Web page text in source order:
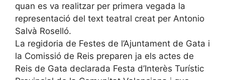
quan es va realitzar per primera vegada la
representació del text teatral creat per Antonio
Salvà Roselló.
La regidoria de Festes de l’Ajuntament de Gata i
la Comissió de Reis preparen ja els actes de
Reis de Gata declarada Festa d’Interès Turístic